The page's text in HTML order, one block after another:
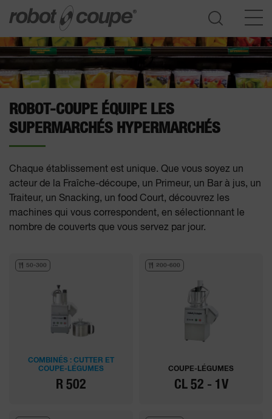
ROBOT-COUPE ÉQUIPE LES
SUPERMARCHÉS HYPERMARCHÉS
Chaque établissement est unique. Que vous soyez un
acteur de la Fraîche-découpe, un Primeur, un Bar à jus, un
Traiteur, un Snacking, un food Court, découvrez les
machines qui vous correspondent, en sélectionnant le
nombre de couverts que vous servez par jour.
50-300
COMBINÉS : CUTTER ET
COUPE-LÉGUMES
R 502
200-600
COUPE-LÉGUMES
CL 52 - 1V
Accès au guide de sélection